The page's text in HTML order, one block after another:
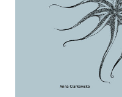
CHŁOPCY, KTÓRYCH
KOCHAM
ANNA CIARKOWSKA
OPRAWA TWARDA
39,90 ZŁ